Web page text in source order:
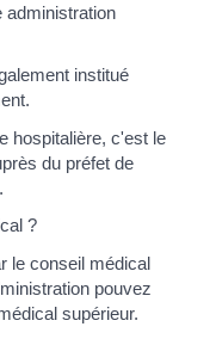
administration
institué
hospitalière, c'est le
du préfet de
?
le conseil médical
pouvez
supérieur.